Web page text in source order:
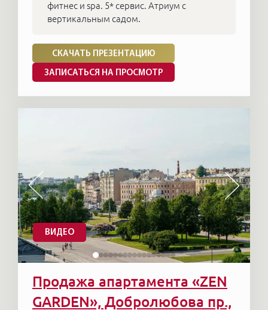
фитнес и spa. 5* сервис. Атриум с
вертикальным садом.
СКАЧАТЬ ПРЕЗЕНТАЦИЮ
ЗАПИСАТЬСЯ НА ПРОСМОТР
ВИДЕО
Продажа апартамента «ZEN
GARDEN», Добролюбова пр.,